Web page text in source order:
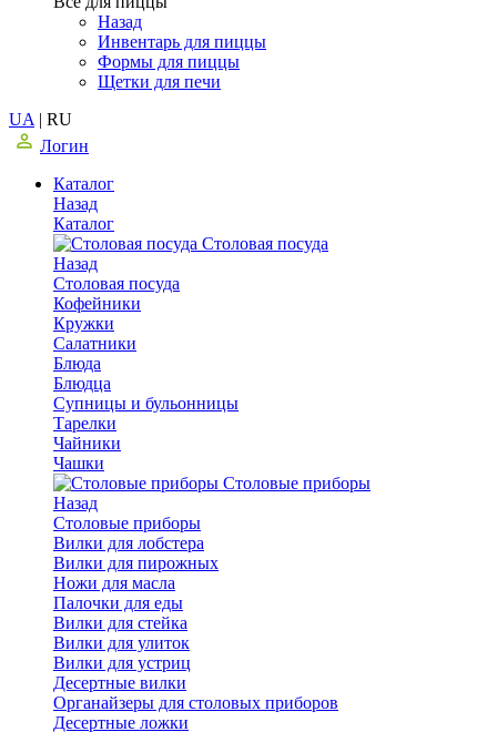
Назад
Инвентарь для пиццы
Формы для пиццы
Щетки для печи
UA | RU
Логин
Каталог
Назад
Каталог
Столовая посуда
Назад
Столовая посуда
Кофейники
Кружки
Салатники
Блюда
Блюдца
Супницы и бульонницы
Тарелки
Чайники
Чашки
Cтоловые приборы
Назад
Cтоловые приборы
Вилки для лобстера
Вилки для пирожных
Ножи для масла
Палочки для еды
Вилки для стейка
Вилки для улиток
Вилки для устриц
Десертные вилки
Органайзеры для столовых приборов
Десертные ложки